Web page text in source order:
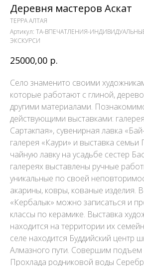
Деревня мастеров Аскат
ТЕРРА АЛТАЯ
Артикул: TA-ВПЕЧАТЛЕНИЯ-
ЭКСКУРСИ
25000,00 р.
Село знаменито своими
которые работают с глиной,
другими материалами.
действующими выставками:
Сартакпая», сувенирная лавка
галерея «Каури» и выставка семьи
чайную лавку на усадьбе сестер
галереях выставлены ручные
уникальные по своей
акарины, ковры, кованые изделия.
«Кербалык» можно записаться и
классы по керамике. Выставка
находится на территории их
селе находится Буддийский центр
Алмазного пути. Совершим подъем
Прохлада родниковой воды